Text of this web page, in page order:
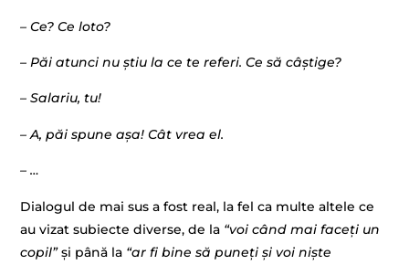
– Ce? Ce loto?
– Păi atunci nu știu la ce te referi. Ce să câștige?
– Salariu, tu!
– A, păi spune așa! Cât vrea el.
– …
Dialogul de mai sus a fost real, la fel ca multe altele ce
au vizat subiecte diverse, de la “voi când mai faceți un
copil”și până la “ar fi bine să puneți și voi niște